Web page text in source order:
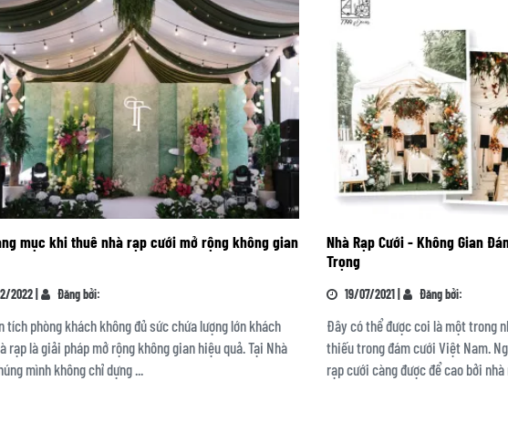
mục khi thuê nhà rạp cưới mở rộng không gian
2022 | Đăng bởi:
tích phòng khách không đủ sức chứa lượng lớn khách
rạp là giải pháp mở rộng không gian hiệu quả. Tại Nhà
mình không chỉ dựng ...
Nhà Rạp Cưới - Không Gian
Trọng
19/07/2021 | Đăng bởi:
Đây có thể được coi là một trong
thiếu trong đám cưới Việt Nam.
rạp cưới càng được để cao bởi nhà